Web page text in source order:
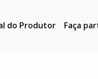
do Produtor Faça